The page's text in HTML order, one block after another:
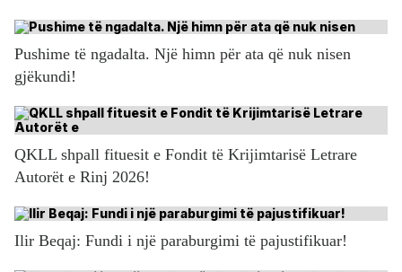
Pushime të ngadalta. Një himn për ata që nuk nisen
gjëkundi!
QKLL shpall fituesit e Fondit të Krijimtarisë Letrare
Autorët e Rinj 2026!
Ilir Beqaj: Fundi i një paraburgimi të pajustifikuar!